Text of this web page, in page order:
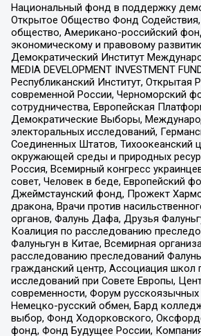
Национальный фонд в поддержку
Открытое Общество Фонд
общество, Американо-российский
экономическому и правовому
Демократический Институт
MEDIA DEVELOPMENT INVESTMENT
Республиканский Институт, Открытая
современной России, Черноморский
сотрудничества, Европейская
Демократические Выборы,
электоральных исследований,
Соединенных Штатов, Тихоокеанский
окружающей среды и природных
Россия, Всемирный конгресс
совет, Человек в беде, Европейский
Джеймстаунский фонд, Прожект
дракона, Врачи против
органов, Фалунь Дафа, Друзья
Коалиция по расследованию
Фалуньгун в Китае, Всемирная
расследованию преследований
гражданский центр, Ассоциация школ
исследований при Совете Европы,
современности, Форум русскоязычных
Немецко-русский обмен, Бард
выбор, Фонд Ходорковского,
фонд, Фонд Будущее России,